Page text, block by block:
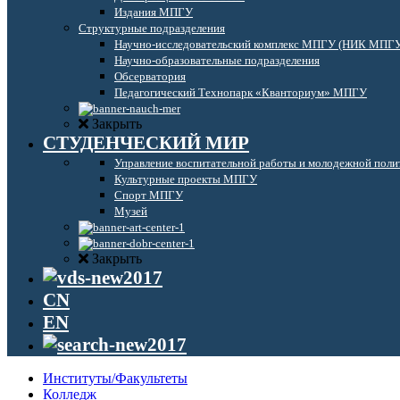
Издания МПГУ
Структурные подразделения
Научно-исследовательский комплекс МПГУ (НИК
Научно-образовательные подразделения
Обсерватория
Педагогический Технопарк «Кванториум» МПГУ
Закрыть
СТУДЕНЧЕСКИЙ МИР
Управление воспитательной работы и молодежной
Культурные проекты МПГУ
Спорт МПГУ
Музей
Закрыть
CN
EN
Институты/Факультеты
Колледж